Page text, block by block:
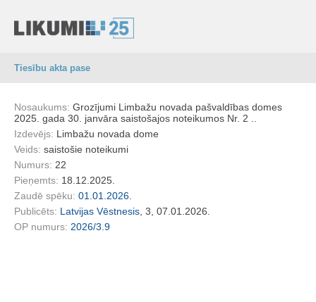
Tiesību akta pase
Nosaukums: Grozījumi Limbažu novada pašvaldības domes
2025. gada 30. janvāra saistošajos noteikumos Nr. 2 ..
Izdevējs: Limbažu novada dome
Veids: saistošie noteikumi
Numurs: 22
Pieņemts: 18.12.2025.
Zaudē spēku: 01.01.2026.
Publicēts: Latvijas Vēstnesis , 3, 07.01.2026.
OP numurs: 2026/3.9